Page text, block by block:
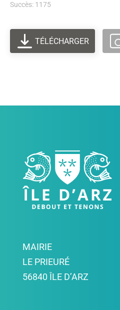
Succès: 1175
TÉLÉCHARGER
MAIRIE
LE PRIEURÉ
56840 ÎLE D’ARZ